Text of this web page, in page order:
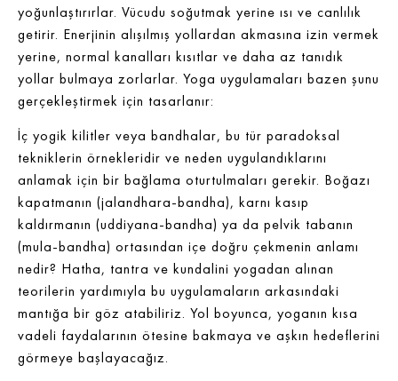
yoğunlaştırırlar. Vücudu soğutmak yerine ısı ve canlılık
getirir. Enerjinin alışılmış yollardan akmasına izin vermek
yerine, normal kanalları kısıtlar ve daha az tanıdık
yollar bulmaya zorlarlar. Yoga uygulamaları bazen şunu
gerçekleştirmek için tasarlanır:
İç yogik kilitler veya bandhalar, bu tür paradoksal
tekniklerin örnekleridir ve neden uygulandıklarını
anlamak için bir bağlama oturtulmaları gerekir. Boğazı
kapatmanın (jalandhara-bandha), karnı kasıp
kaldırmanın (uddiyana-bandha) ya da pelvik tabanın
(mula-bandha) ortasından içe doğru çekmenin anlamı
nedir? Hatha, tantra ve kundalini yogadan alınan
teorilerin yardımıyla bu uygulamaların arkasındaki
mantığa bir göz atabiliriz. Yol boyunca, yoganın kısa
vadeli faydalarının ötesine bakmaya ve aşkın hedeflerini
görmeye başlayacağız.